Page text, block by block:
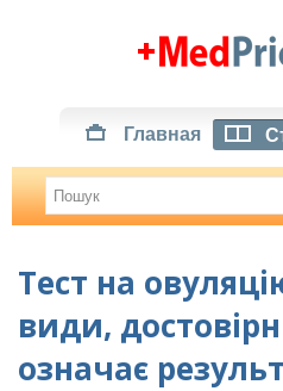
Главная
Тест на
види,
означає